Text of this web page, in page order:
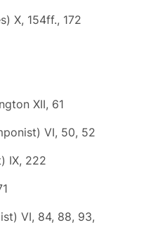
X, 154ff., 172
XII, 61
VI, 50, 52
IX, 222
VI, 84, 88, 93,